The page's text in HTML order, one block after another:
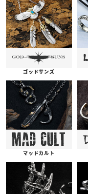
ゴッドサンズ
マッドカルト